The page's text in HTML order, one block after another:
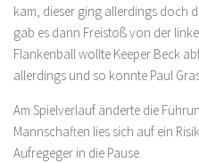
kam, dieser ging allerdings doch
gab es dann Freistoß von der
Flankenball wollte Keeper Beck
allerdings und so konnte Paul
Am Spielverlauf änderte die
Mannschaften lies sich auf ein
Aufregeger in die Pause.